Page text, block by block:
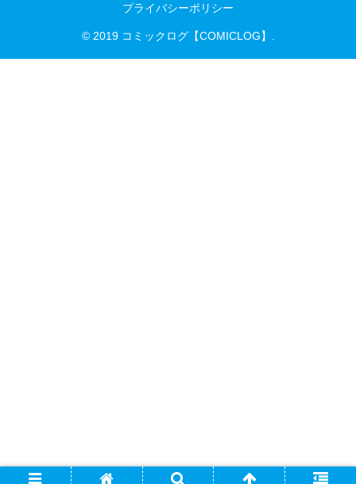
プライバシーポリシー
© 2019 コミックログ【COMICLOG】.